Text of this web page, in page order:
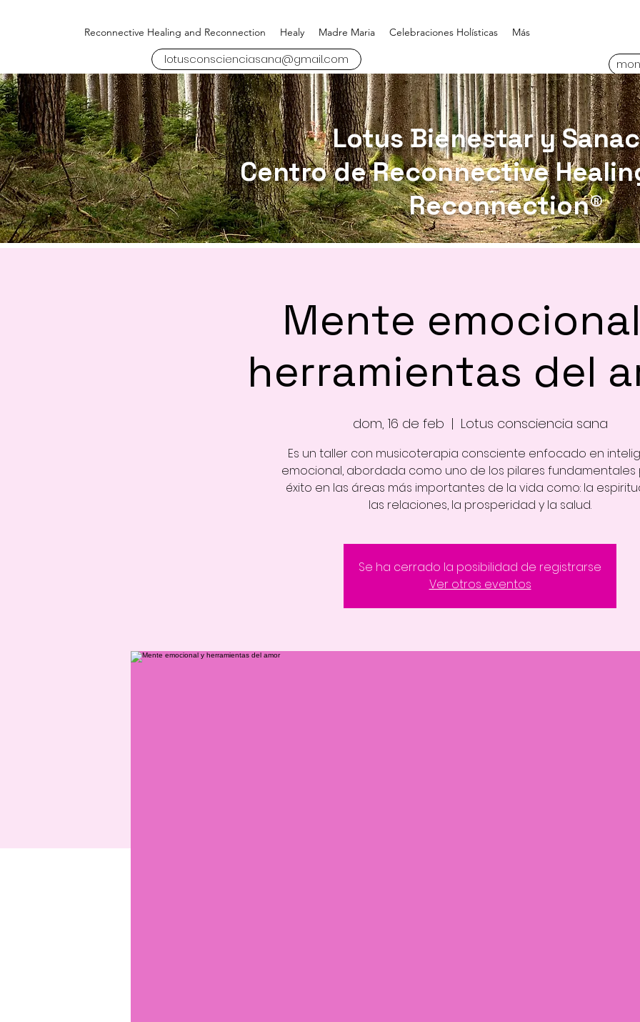
Reconnective Healing and Reconnection Healy Madre Maria Celebraciones Holísticas Más
lotusconscienciasana@gmail.com
Lotus Bienestar y
Centro de Reconnective
Reconnection®
Mente
herramientas del
dom, 16 de feb
  |
Lotus consciencia sana
Es un taller con musicoterapia consciente enfocado en
emocional, abordada como uno de los pilares fundamentales
éxito en las áreas más importantes de la vida como: la
Se ha cerrado la posibilidad de registrarse
Ver otros eventos